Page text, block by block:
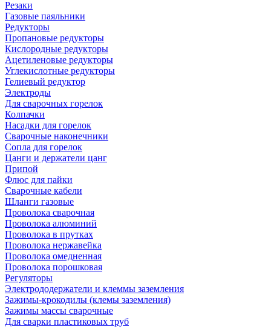
Резаки
Газовые паяльники
Редукторы
Пропановые редукторы
Кислородные редукторы
Ацетиленовые редукторы
Углекислотные редукторы
Гелиевый редуктор
Электроды
Для сварочных горелок
Колпачки
Насадки для горелок
Сварочные наконечники
Сопла для горелок
Цанги и держатели цанг
Припой
Флюс для пайки
Сварочные кабели
Шланги газовые
Проволока сварочная
Проволока алюминий
Проволока в прутках
Проволока нержавейка
Проволока омедненная
Проволока порошковая
Регуляторы
Электрододержатели и клеммы заземления
Зажимы-крокодилы (клемы заземления)
Зажимы массы сварочные
Для сварки пластиковых труб